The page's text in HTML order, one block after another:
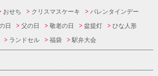
おせち クリスマスケーキ
バレンタインデー
日 父の日 敬老の日 盆提灯
ひな人形
ランドセル 福袋 駅弁大会